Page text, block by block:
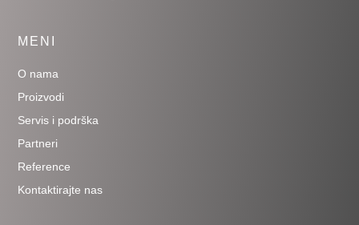
MENI
O nama
Proizvodi
Servis i podrška
Partneri
Reference
Kontaktirajte nas